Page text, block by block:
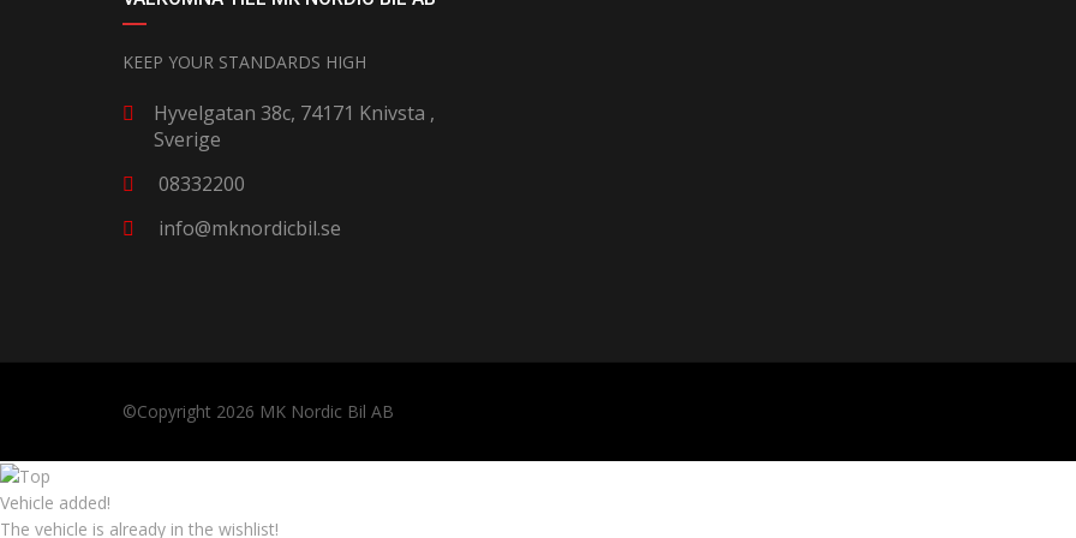
KEEP YOUR STANDARDS HIGH
Hyvelgatan 38c, 74171 Knivsta ,
Sverige
08332200
info@mknordicbil.se
©Copyright 2026 MK Nordic Bil AB
Vehicle added!
The vehicle is already in the wishlist!